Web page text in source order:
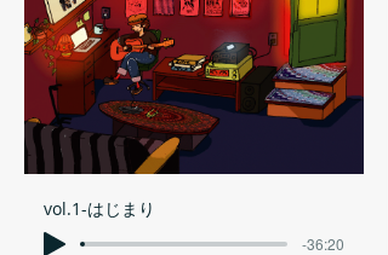
vol.1-はじまり
-36:20